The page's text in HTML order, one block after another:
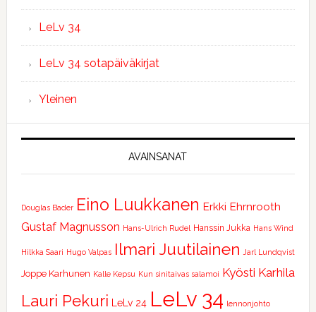
LeLv 34
LeLv 34 sotapäiväkirjat
Yleinen
AVAINSANAT
Douglas Bader Eino Luukkanen Erkki Ehrnrooth
Gustaf Magnusson Hans-Ulrich Rudel Hanssin Jukka Hans Wind
Hilkka Saari Hugo Valpas Ilmari Juutilainen Jarl Lundqvist
Joppe Karhunen Kalle Kepsu Kun sinitaivas salamoi Kyösti Karhila
Lauri Pekuri LeLv 24 LeLv 34 lennonjohto